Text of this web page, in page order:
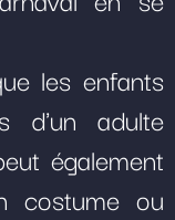
les enfants
d'un adulte
également
costume ou